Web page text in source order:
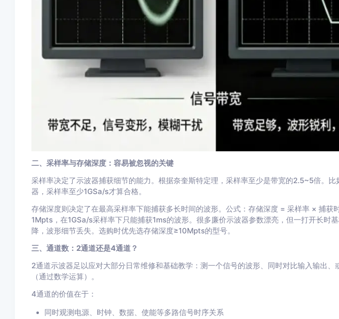
二、采样率与存储深度：容易被忽视的关键
采样率决定了示波器捕获细节的能力。根据奈奎斯特定理，采样率至少是带宽的2.5~5倍。
器，采样率至少1GSa/s才算合格。
存储深度则决定了在最高采样率下能捕获多长时间的波形。公式：存储深度 = 采样率 × 捕获
1Mpts，在1GSa/s采样率下只能捕获1ms的波形。很多廉价示波器参数漂亮，但一打开长时
降，波形细节丢失。选购时优先选存储深度≥10Mpts的型号。
三、通道数：2通道还是4通道？
2通道示波器足以应对大部分日常维修和基础教学：测一个信号的波形、同时对比输入输出、
（通过数学运算）。
4通道的价值在于：
同时观测电源、时钟、数据、使能等多路信号时序关系